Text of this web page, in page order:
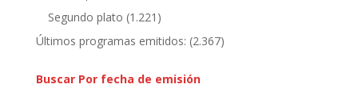
Segundo plato (1.221)
Últimos programas emitidos: (2.367)
Buscar Por fecha de emisión